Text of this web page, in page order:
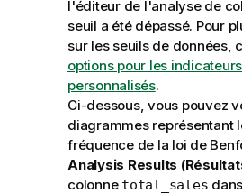
l'éditeur de l'analyse de
seuil a été dépassé. Pour
sur les seuils de données,
options pour les
personnalisés.
Ci-dessous, vous pouvez
diagrammes représentant
fréquence de la loi de
Analysis Results
colonne total_sales